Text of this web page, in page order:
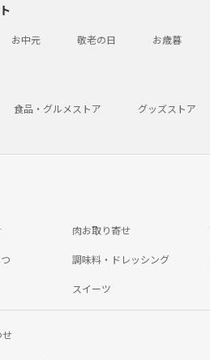
お中元 敬老の日 お歳暮
食品・グルメストア グッズストア
肉お取り寄せ
調味料・ドレッシング
スイーツ
せ